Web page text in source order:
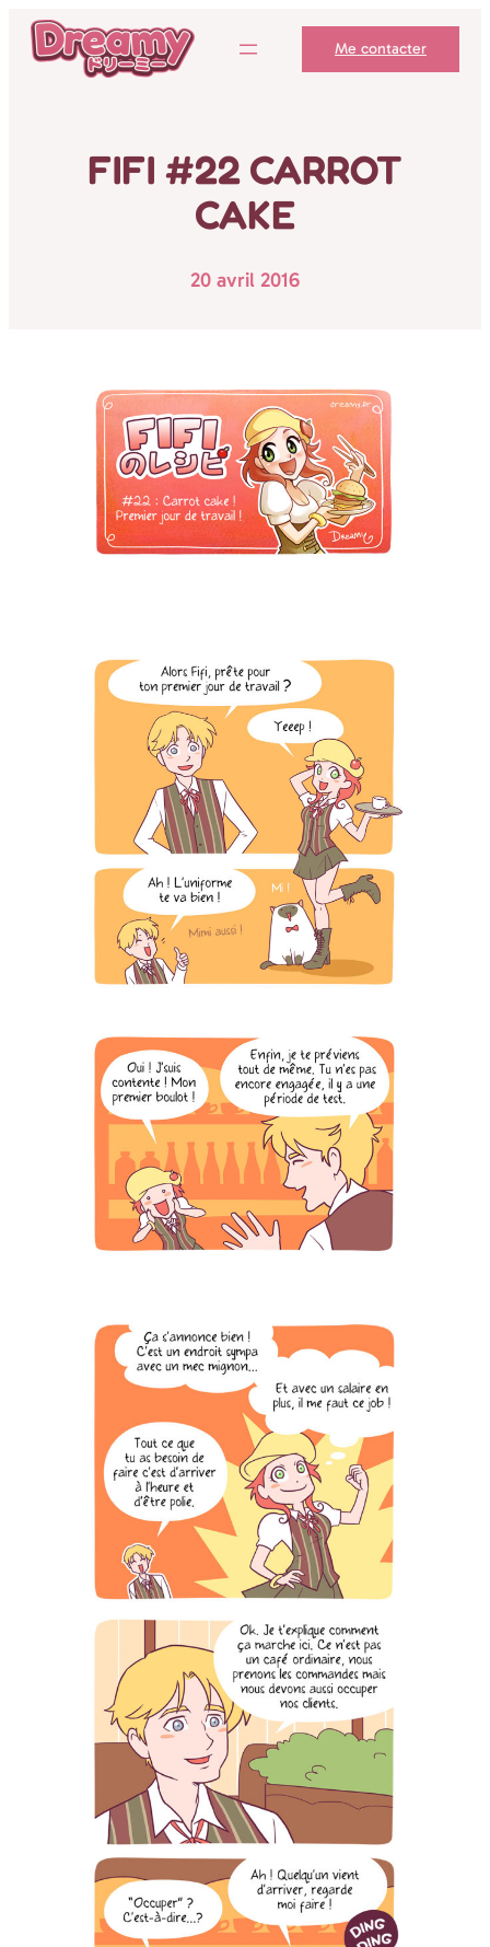
Aller
Me contacter
FIFI #22 CARROT
CAKE
20 avril 2016